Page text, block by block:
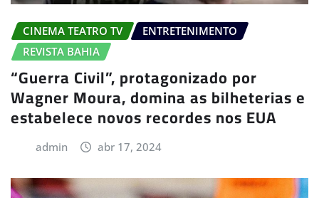
CINEMA TEATRO TV
ENTRETENIMENTO
REVISTA BAHIA
“Guerra Civil”, protagonizado por
Wagner Moura, domina as bilheterias e
estabelece novos recordes nos EUA
admin abr 17, 2024